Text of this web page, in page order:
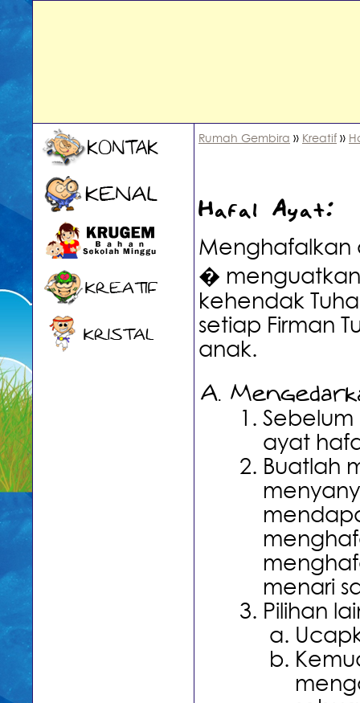
Rumah Gembira » Kreatif »
Hafal Ayat:
�
kehendak
setiap Firman
anak.
ayat
Buatlah
menari
Pilihan